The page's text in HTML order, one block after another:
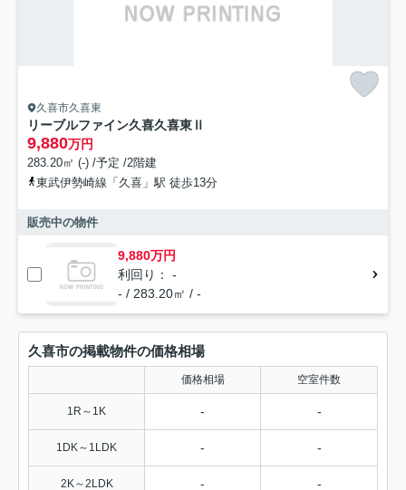
久喜市久喜東
リーブルファイン久喜久喜東Ⅱ
9,880万円
283.20㎡ (-) /予定 /2階建
東武伊勢崎線「久喜」駅 徒歩13分
販売中の物件
9,880万円
利回り： -
- / 283.20㎡ / -
久喜市の掲載物件の価格相場
価格相場 空室件数
1R～1K - -
1DK～1LDK - -
2K～2LDK - -